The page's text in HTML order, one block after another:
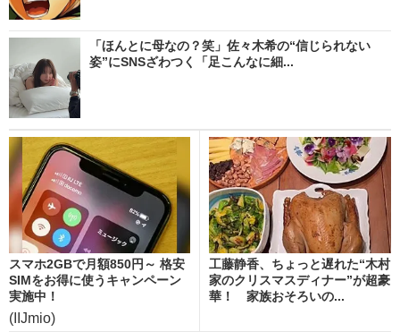
「ほんとに母なの？笑」佐々木希の“信じられない
姿”にSNSざわつく「足こんなに細...
スマホ2GBで月額850円～ 格安
SIMをお得に使うキャンペーン
実施中！
(IIJmio)
工藤静香、ちょっと遅れた“木村
家のクリスマスディナー”が超豪
華！ 家族おそろいの...